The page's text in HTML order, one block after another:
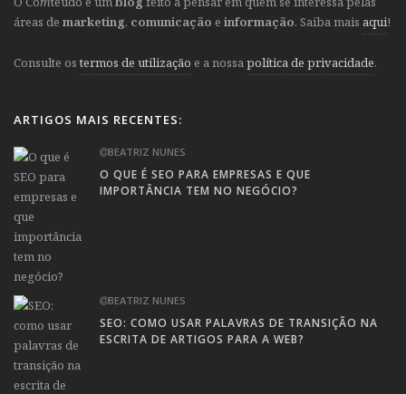
áreas de marketing, comunicação e informação. Saiba mais aqui!
Consulte ostermos de utilização e a nossapolítica de privacidade.
ARTIGOS MAIS RECENTES:
BEATRIZ NUNES
O QUE É SEO PARA EMPRESAS E QUE
IMPORTÂNCIA TEM NO NEGÓCIO?
BEATRIZ NUNES
SEO: COMO USAR PALAVRAS DE TRANSIÇÃO NA
ESCRITA DE ARTIGOS PARA A WEB?